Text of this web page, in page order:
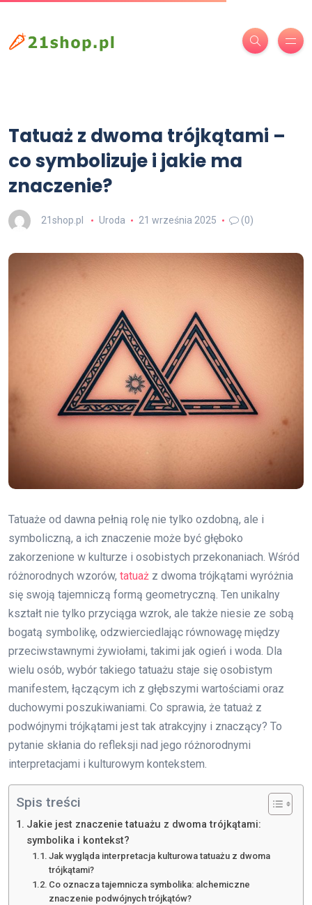
Tatuaż z dwoma trójkątami –
co symbolizuje i jakie ma
znaczenie?
21shop.pl Uroda 21 września 2025 (0)
Tatuaże od dawna pełnią rolę nie tylko ozdobną, ale i
symboliczną, a ich znaczenie może być głęboko
zakorzenione w kulturze i osobistych przekonaniach. Wśród
różnorodnych wzorów, tatuaż z dwoma trójkątami wyróżnia
się swoją tajemniczą formą geometryczną. Ten unikalny
kształt nie tylko przyciąga wzrok, ale także niesie ze sobą
bogatą symbolikę, odzwierciedlając równowagę między
przeciwstawnymi żywiołami, takimi jak ogień i woda. Dla
wielu osób, wybór takiego tatuażu staje się osobistym
manifestem, łączącym ich z głębszymi wartościami oraz
duchowymi poszukiwaniami. Co sprawia, że tatuaż z
podwójnymi trójkątami jest tak atrakcyjny i znaczący? To
pytanie skłania do refleksji nad jego różnorodnymi
interpretacjami i kulturowym kontekstem.
Spis treści
Jakie jest znaczenie tatuażu z dwoma trójkątami:
symbolika i kontekst?
Jak wygląda interpretacja kulturowa tatuażu z dwoma
trójkątami?
Co oznacza tajemnicza symbolika: alchemiczne
znaczenie podwójnych trójkątów?